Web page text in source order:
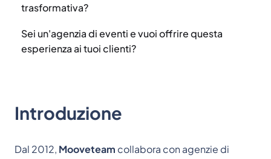
trasformativa?
Sei un'agenzia di eventi e vuoi offrire questa
esperienza ai tuoi clienti?
Introduzione
Dal 2012, Mooveteam collabora con agenzie di